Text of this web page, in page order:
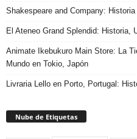
Shakespeare and Company:
El Ateneo Grand Splendid: Historia,
Animate Ikebukuro Main Store: La
Mundo en Tokio, Japón
Livraria Lello en Porto, Portugal:
Nube de Etiquetas